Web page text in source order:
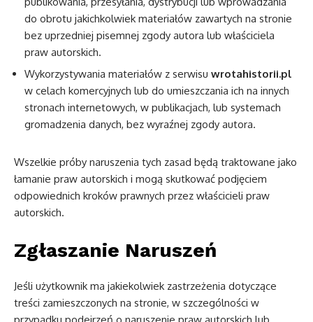
do obrotu jakichkolwiek materiałów zawartych na stronie
bez uprzedniej pisemnej zgody autora lub właściciela
praw autorskich.
Wykorzystywania materiałów z serwisu wrotahistorii.pl
w celach komercyjnych lub do umieszczania ich na innych
stronach internetowych, w publikacjach, lub systemach
gromadzenia danych, bez wyraźnej zgody autora.
Wszelkie próby naruszenia tych zasad będą traktowane jako
łamanie praw autorskich i mogą skutkować podjęciem
odpowiednich kroków prawnych przez właścicieli praw
autorskich.
Zgłaszanie Naruszeń
Jeśli użytkownik ma jakiekolwiek zastrzeżenia dotyczące
treści zamieszczonych na stronie, w szczególności w